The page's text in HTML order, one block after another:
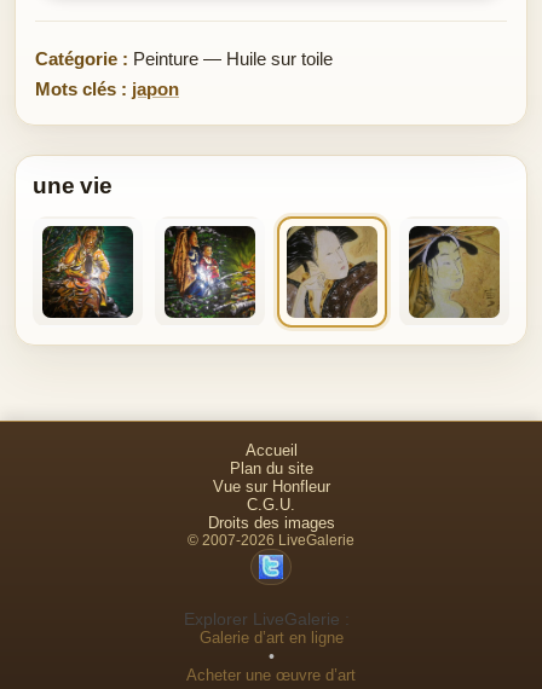
Catégorie : Peinture — Huile sur toile
Mots clés : japon
une vie
Accueil
Plan du site
Vue sur Honfleur
C.G.U.
Droits des images
© 2007-2026 LiveGalerie
Explorer LiveGalerie :
Galerie d’art en ligne
•
Acheter une œuvre d’art